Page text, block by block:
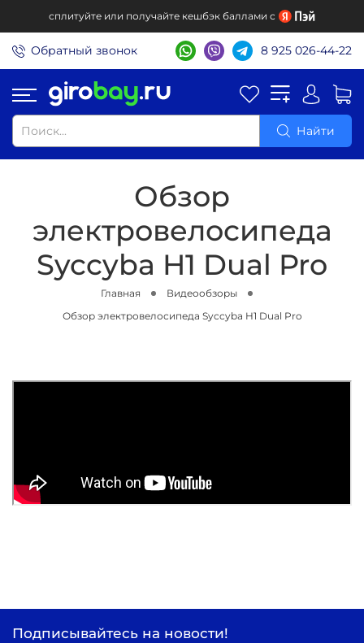
сплитуйте или получайте кешбэк баллами с
Обратный звонок 8 925 026-44-22
Найти
Обзор
электровелосипеда
Syccyba H1 Dual Pro
Главная
Видеообзоры
Обзор электровелосипеда Syccyba H1 Dual Pro
Подписывайтесь на новости!